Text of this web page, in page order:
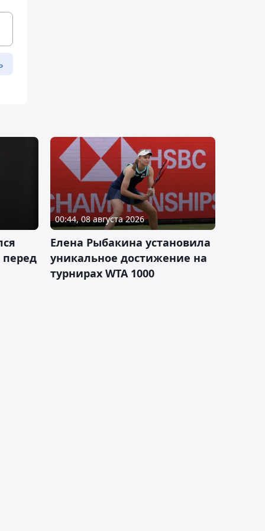
перед
00:44, 08 августа 2026
Елена Рыбакина установила
уникальное достижение на
турнирах WTA 1000